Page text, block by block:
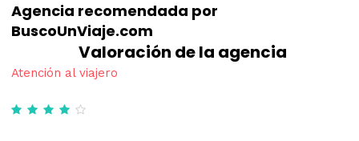
Agencia recomendada por
BuscoUnViaje.com
Valoración de la agencia
Atención al viajero